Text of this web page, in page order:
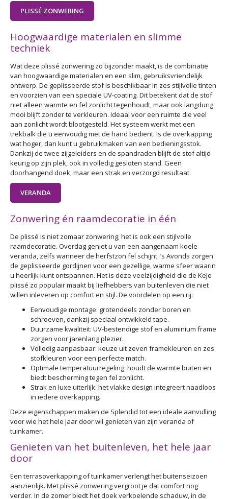
PLISSÉ ZONWERING
Hoogwaardige materialen en slimme
techniek
Wat deze plissé zonwering zo bijzonder maakt, is de combinatie
van hoogwaardige materialen en een slim, gebruiksvriendelijk
ontwerp. De geplisseerde stof is beschikbaar in zes stijlvolle tinten
en voorzien van een speciale UV-coating. Dit betekent dat de stof
niet alleen warmte en fel zonlicht tegenhoudt, maar ook langdurig
mooi blijft zonder te verkleuren. Ideaal voor een ruimte die veel
aan zonlicht wordt blootgesteld. Het systeem werkt met een
trekbalk die u eenvoudig met de hand bedient. Is de overkapping
wat hoger, dan kunt u gebruikmaken van een bedieningsstok.
Dankzij de twee zijgeleiders en de spandraden blijft de stof altijd
keurig op zijn plek, ook in volledig gesloten stand. Geen
doorhangend doek, maar een strak en verzorgd resultaat.
VERANDA
Zonwering én raamdecoratie in één
De plissé is niet zomaar zonwering; het is ook een stijlvolle
raamdecoratie. Overdag geniet u van een aangenaam koele
veranda, zelfs wanneer de herfstzon fel schijnt. ’s Avonds zorgen
de geplisseerde gordijnen voor een gezellige, warme sfeer waarin
u heerlijk kunt ontspannen. Het is deze veelzijdigheid die de KeJe
plissé zo populair maakt bij liefhebbers van buitenleven die niet
willen inleveren op comfort en stijl. De voordelen op een rij:
Eenvoudige montage: grotendeels zonder boren en
schroeven, dankzij speciaal ontwikkeld tape.
Duurzame kwaliteit: UV-bestendige stof en aluminium frame
zorgen voor jarenlang plezier.
Volledig aanpasbaar: keuze uit zeven framekleuren en zes
stofkleuren voor een perfecte match.
Optimale temperatuurregeling: houdt de warmte buiten en
biedt bescherming tegen fel zonlicht.
Strak en luxe uiterlijk: het vlakke design integreert naadloos
in iedere overkapping.
Deze eigenschappen maken de Splendid tot een ideale aanvulling
voor wie het hele jaar door wil genieten van zijn veranda of
tuinkamer.
Genieten van het buitenleven, het hele jaar
door
Een terrasoverkapping of tuinkamer verlengt het buitenseizoen
aanzienlijk. Met plissé zonwering vergroot je dat comfort nog
verder. In de zomer biedt het doek verkoelende schaduw, in de